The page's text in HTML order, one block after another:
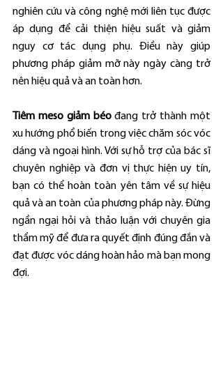
nghiên cứu và công nghệ mới liên tục được
áp dụng để cải thiện hiệu suất và giảm
nguy cơ tác dụng phụ. Điều này giúp
phương pháp giảm mỡ này ngày càng trở
nên hiệu quả và an toàn hơn.
Tiêm meso giảm béo đang trở thành một
xu hướng phổ biến trong việc chăm sóc vóc
dáng và ngoại hình. Với sự hỗ trợ của bác sĩ
chuyên nghiệp và đơn vị thực hiện uy tín,
bạn có thể hoàn toàn yên tâm về sự hiệu
quả và an toàn của phương pháp này. Đừng
ngần ngại hỏi và thảo luận với chuyên gia
thẩm mỹ để đưa ra quyết định đúng đắn và
đạt được vóc dáng hoàn hảo mà bạn mong
đợi.